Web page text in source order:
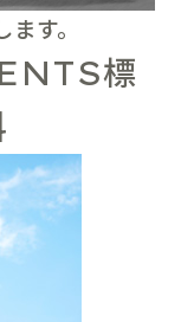
す。
標